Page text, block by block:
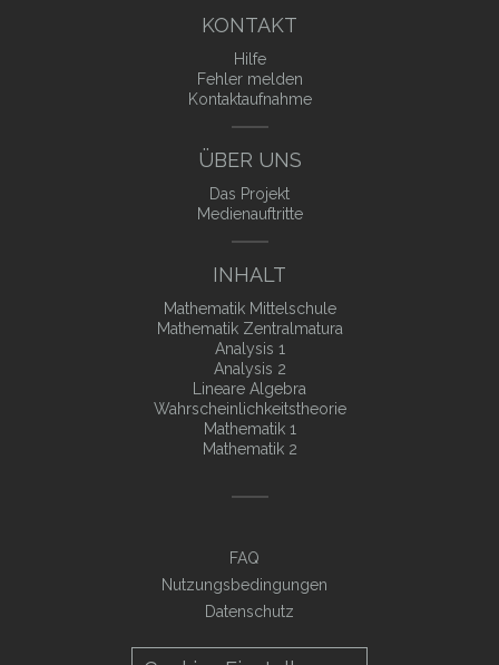
KONTAKT
Hilfe
Fehler melden
Kontaktaufnahme
ÜBER UNS
Das Projekt
Medienauftritte
INHALT
Mathematik Mittelschule
Mathematik Zentralmatura
Analysis 1
Analysis 2
Lineare Algebra
Wahrscheinlichkeitstheorie
Mathematik 1
Mathematik 2
FAQ
Nutzungsbedingungen
Datenschutz